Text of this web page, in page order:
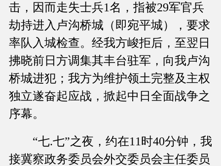
击，因而走失士兵1名，指被29军官兵
劫持进入卢沟桥城（即宛平城），要求
率队入城检查。经我方峻拒后，至翌日
拂晓前日方调集其丰台驻军，向我卢沟
桥城进犯；我方为维护领土完整及主权
独立遂奋起应战，掀起中日全面战争之
序幕。
“七.七”之夜，约在11时40分钟，我
接冀察政务委员会外交委员会主任委员